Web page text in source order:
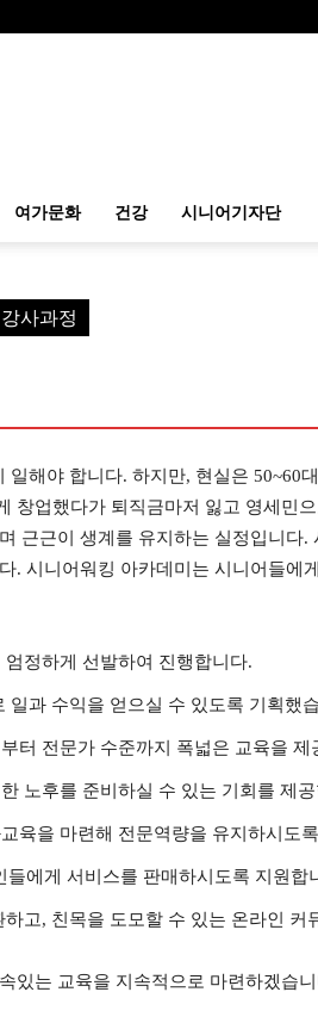
여가문화 건강 시니어기자단
사과정
해야 합니다. 하지만, 현실은
창업했다가 퇴직금마저 잃고 영세민
근근이 생계를 유지하는 실정입니
시니어워킹 아카데미는 시니어들에
정하게 선발하여 진행합니다.
과 수익을 얻으실 수 있도록 기획했
터 전문가 수준까지 폭넓은 교육을 제
노후를 준비하실 수 있는 기회를 제
육을 마련해 전문역량을 유지하시도
에게 서비스를 판매하시도록 지원합
고, 친목을 도모할 수 있는 온라인 커
있는 교육을 지속적으로 마련하겠습